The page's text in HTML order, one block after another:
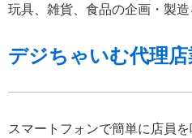
玩具、雑貨、食品の企画・製造
デジちゃいむ代理
スマートフォンで簡単に店員